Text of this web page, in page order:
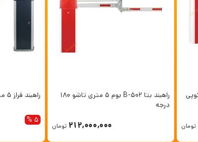
تومان
راهبند بتا B-502 بوم 5 متری تاشو 180
درجه
212,000,000 تومان
راهبند فراز 5 متری فلاشردار سیماران
5 %